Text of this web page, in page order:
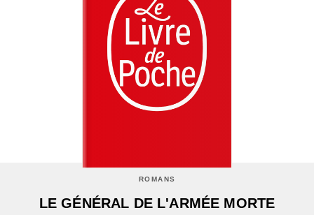
ROMANS
LE GÉNÉRAL DE L'ARMÉE MORTE